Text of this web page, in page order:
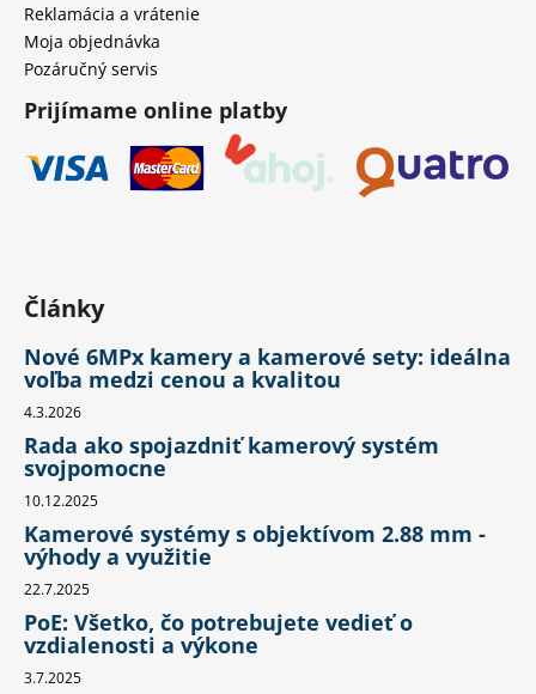
Reklamácia a vrátenie
Moja objednávka
Pozáručný servis
Prijímame online platby
Články
Nové 6MPx kamery a kamerové sety: ideálna
voľba medzi cenou a kvalitou
4.3.2026
Rada ako spojazdniť kamerový systém
svojpomocne
10.12.2025
Kamerové systémy s objektívom 2.88 mm -
výhody a využitie
22.7.2025
PoE: Všetko, čo potrebujete vedieť o
vzdialenosti a výkone
3.7.2025